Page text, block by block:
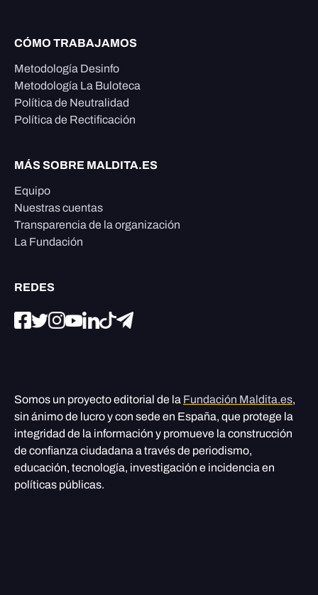
CÓMO TRABAJAMOS
Metodología Desinfo
Metodología La Buloteca
Política de Neutralidad
Política de Rectificación
MÁS SOBRE MALDITA.ES
Equipo
Nuestras cuentas
Transparencia de la organización
La Fundación
REDES
Somos un proyecto editorial de la Fundación Maldita.es,
sin ánimo de lucro y con sede en España, que protege la
integridad de la información y promueve la construcción
de confianza ciudadana a través de periodismo,
educación, tecnología, investigación e incidencia en
políticas públicas.